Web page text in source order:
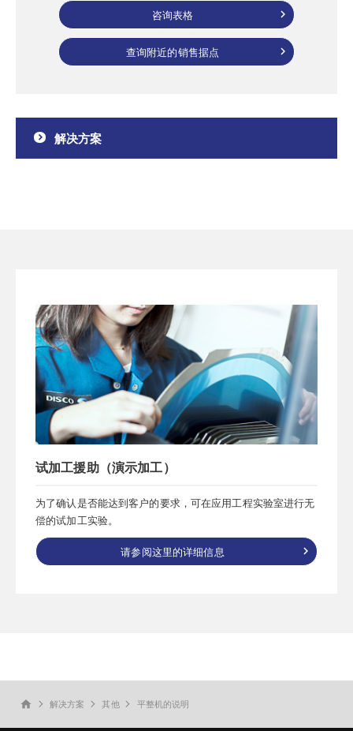
咨询表格
查询附近的销售据点
解决方案
试加工援助（演示加工）
为了确认是否能达到客户的要求，可在应用工程实验室进行无
偿的试加工实验。
请参阅这里的详细信息
home 解决方案 其他 平整机的说明